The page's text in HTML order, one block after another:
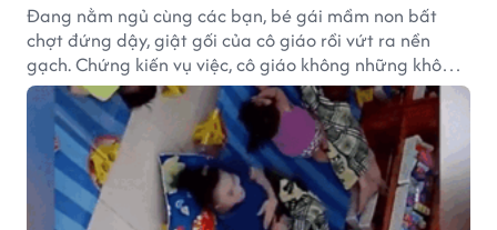
Đang nằm ngủ cùng các bạn, bé gái mầm non bất
chợt đứng dậy, giật gối của cô giáo rồi vứt ra nền
gạch. Chứng kiến vụ việc, cô giáo không những không
tức giận mà còn nhìn học trò rồi bật cười.